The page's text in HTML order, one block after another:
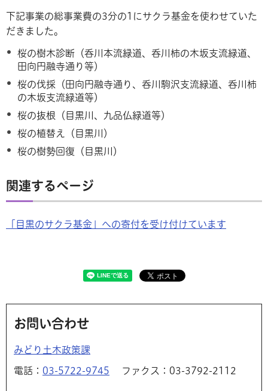
下記事業の総事業費の3分の1にサクラ基金を使わせていた
だきました。
桜の樹木診断（呑川本流緑道、呑川柿の木坂支流緑道、
田向円融寺通り等）
桜の伐採（田向円融寺通り、呑川駒沢支流緑道、呑川柿
の木坂支流緑道等）
桜の抜根（目黒川、九品仏緑道等）
桜の植替え（目黒川）
桜の樹勢回復（目黒川）
関連するページ
「目黒のサクラ基金」への寄付を受け付けています
お問い合わせ
みどり土木政策課
電話： 03-5722-9745 ファクス：03-3792-2112